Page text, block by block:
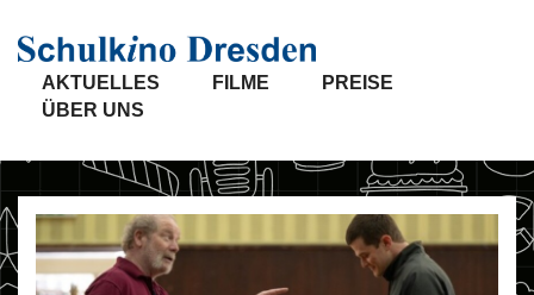
AKTUELLES FILME
PREISE
ÜBER UNS